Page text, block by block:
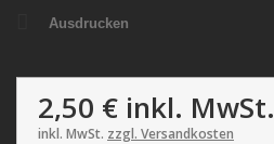
Ausdrucken
2,50 € inkl. MwSt.
inkl. MwSt. zzgl. Versandkosten